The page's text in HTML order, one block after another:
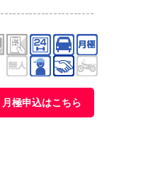
月極申込はこちら